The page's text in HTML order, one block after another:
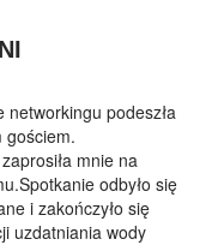
podeszła
gościem.
mnie na
odbyło się
i zakończyło się
uzdatniania wody